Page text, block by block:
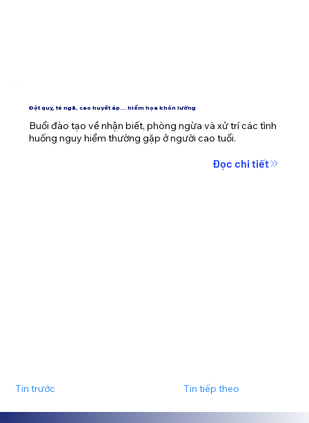
Đột quỵ, té ngã, cao huyết áp... hiểm họa khôn lường
Buổi đào tạo về nhận biết, phòng ngừa và xử trí các tình
huống nguy hiểm thường gặp ở người cao tuổi.
Đọc chi tiết
Tin trước Tin tiếp theo